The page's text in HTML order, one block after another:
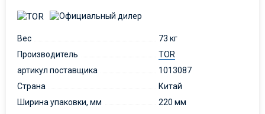
Вес
73 кг
Производитель
TOR
артикул поставщика
1013087
Страна
Китай
Ширина упаковки, мм
220 мм